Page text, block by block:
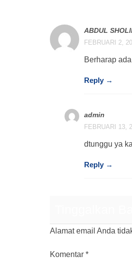
ABDUL
FEBRUARI 2,
Berharap
Reply →
admin
FEBRUARI 13,
dtunggu ya
Reply →
Alamat email Anda
Komentar *